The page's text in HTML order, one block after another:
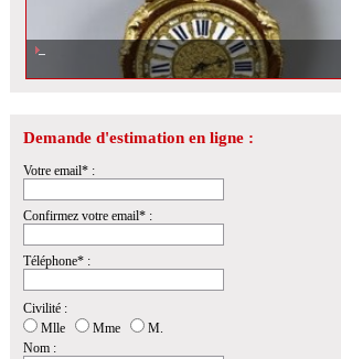
Demande d'estimation en ligne :
Votre email* :
Confirmez votre email* :
Téléphone* :
Civilité :
Mlle
Mme
M.
Nom :